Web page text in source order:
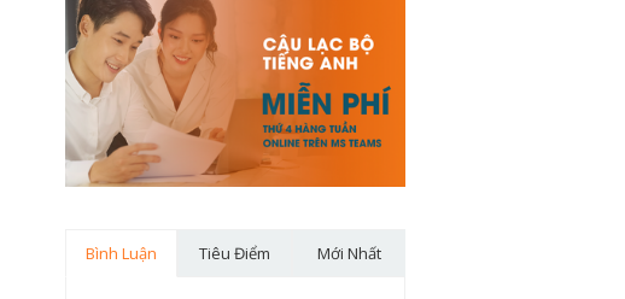
Bình Luận Tiêu Điểm Mới Nhất